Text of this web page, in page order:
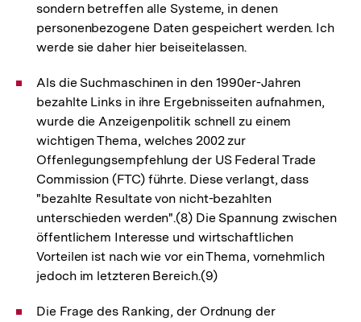
sondern betreffen alle Systeme, in denen
personenbezogene Daten gespeichert werden. Ich
werde sie daher hier beiseitelassen.
Als die Suchmaschinen in den 1990er-Jahren
bezahlte Links in ihre Ergebnisseiten aufnahmen,
wurde die Anzeigenpolitik schnell zu einem
wichtigen Thema, welches 2002 zur
Offenlegungsempfehlung der US Federal Trade
Commission (FTC) führte. Diese verlangt, dass
"bezahlte Resultate von nicht-bezahlten
unterschieden werden".(8) Die Spannung zwischen
öffentlichem Interesse und wirtschaftlichen
Vorteilen ist nach wie vor ein Thema, vornehmlich
jedoch im letzteren Bereich.(9)
Die Frage des Ranking, der Ordnung der